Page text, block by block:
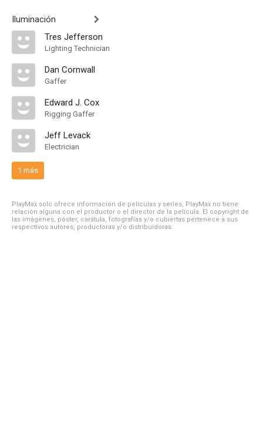
Iluminación
Tres Jefferson
Lighting Technician
Dan Cornwall
Gaffer
Edward J. Cox
Rigging Gaffer
Jeff Levack
Electrician
1 más
PlayMax solo ofrece información de películas y series, PlayMax no tiene
relación alguna con el productor o el director de la película. El copyright de
las imágenes, póster, carátula, fotografías y/o cubiertas pertenece a sus
respectivos autores, productoras y/o distribuidoras.